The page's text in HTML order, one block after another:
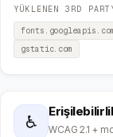
YÜKLENEN 3RD
gstatic.com
♿
WCAG 2.1 +